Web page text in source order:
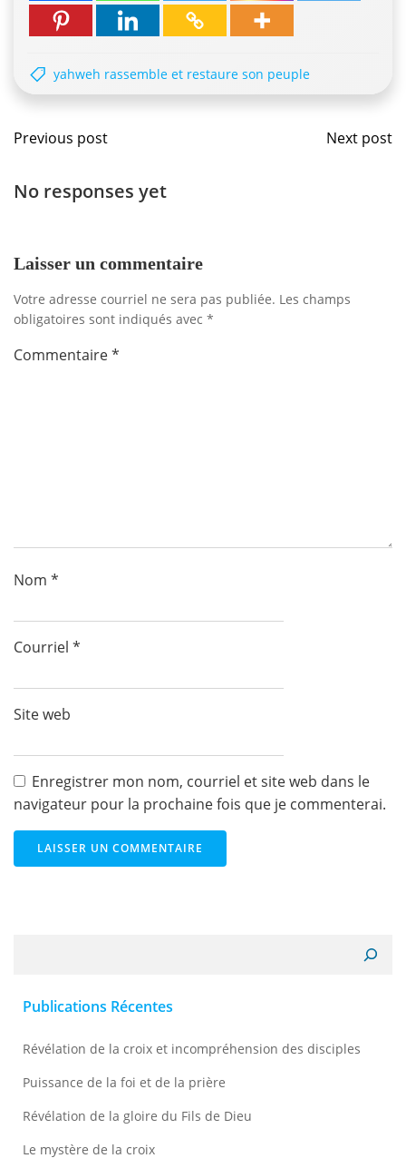
yahweh rassemble et restaure son peuple
Navigation
de
Previous post Next post
No responses yet
Laisser un commentaire
Votre adresse courriel ne sera pas publiée. Les champs
obligatoires sont indiqués avec *
Commentaire*
Nom *
Courriel *
Site web
Enregistrer mon nom, courriel et site web dans le
navigateur pour la prochaine fois que je commenterai.
Publications Récentes
Révélation de la croix et incompréhension des disciples
Puissance de la foi et de la prière
Révélation de la gloire du Fils de Dieu
Le mystère de la croix